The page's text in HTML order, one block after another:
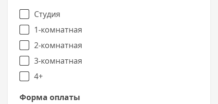
официальном.
Студия
1-комнатная
2-комнатная
3-комнатная
4+
Форма оплаты